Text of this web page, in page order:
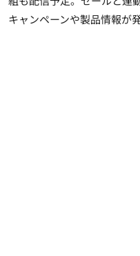
キャンペーンや製品情報が